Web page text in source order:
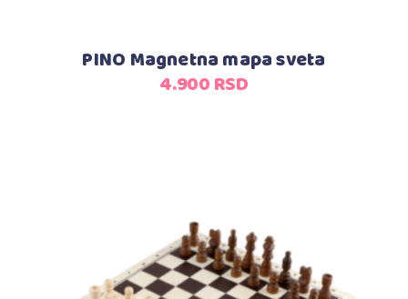
PINO Magnetna mapa sveta
4.900RSD